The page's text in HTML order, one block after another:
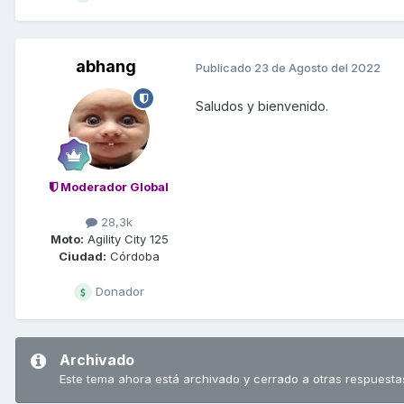
abhang
Moderador Global
28,3k
Moto: Agility City 125
Ciudad: Córdoba
Donador
Publicado 23 de Agosto del 2022
Saludos y bienvenido.
Archivado
Este tema ahora está archivado y cerrado a otras